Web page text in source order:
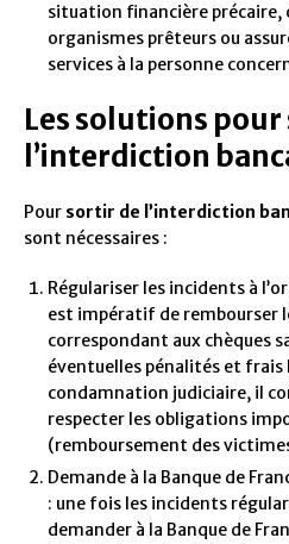
situation financière précaire,
organismes prêteurs ou
services à la personne
Les solutions
l’interdiction
Pour sortir de l’interdiction
sont nécessaires :
Régulariser les incidents à
est impératif de rembourser
correspondant aux chèques
éventuelles pénalités et frais
condamnation judiciaire, il
respecter les obligations
(remboursement des
Demande à la Banque de
: une fois les incidents
demander à la Banque de